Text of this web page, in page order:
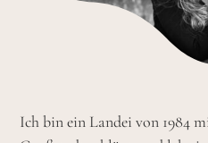
Ich bin ein Landei von 1984